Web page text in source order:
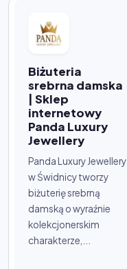
Biżuteria
srebrna damska
| Sklep
internetowy
Panda Luxury
Jewellery
Panda Luxury Jewellery
w Świdnicy tworzy
biżuterię srebrną
damską o wyraźnie
kolekcjonerskim
charakterze,...